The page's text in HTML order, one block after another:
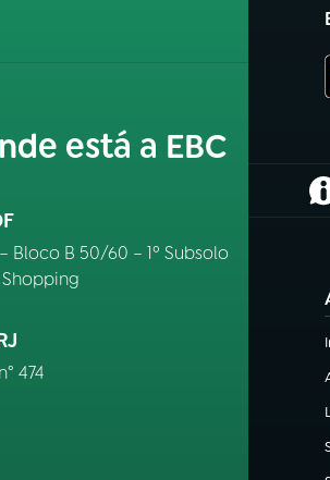
está a EBC
Bloco B 50/60 – 1º Subsolo
474